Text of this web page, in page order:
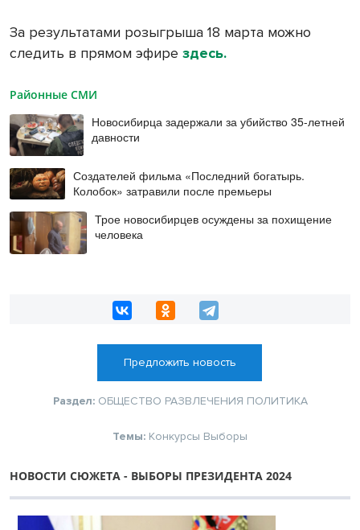
За результатами розыгрыша 18 марта можно
следить в прямом эфире здесь.
Районные СМИ
Новосибирца задержали за убийство 35-летней
давности
Создателей фильма «Последний богатырь.
Колобок» затравили после премьеры
Трое новосибирцев осуждены за похищение
человека
Предложить новость
Раздел: ОБЩЕСТВО РАЗВЛЕЧЕНИЯ ПОЛИТИКА
Темы: Конкурсы Выборы
НОВОСТИ СЮЖЕТА - ВЫБОРЫ ПРЕЗИДЕНТА 2024